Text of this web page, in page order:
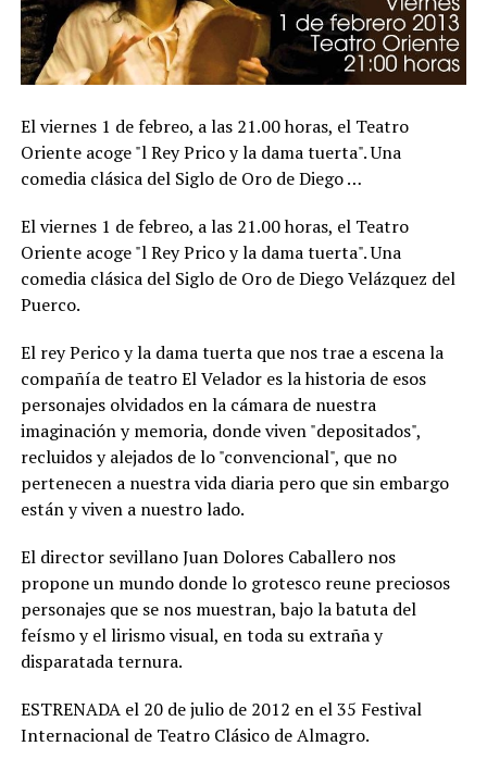
El viernes 1 de febreo, a las 21.00 horas, el Teatro
Oriente acoge "l Rey Prico y la dama tuerta". Una
comedia clásica del Siglo de Oro de Diego …
El viernes 1 de febreo, a las 21.00 horas, el Teatro
Oriente acoge "l Rey Prico y la dama tuerta". Una
comedia clásica del Siglo de Oro de Diego Velázquez del
Puerco.
El rey Perico y la dama tuerta que nos trae a escena la
compañía de teatro El Velador es la historia de esos
personajes olvidados en la cámara de nuestra
imaginación y memoria, donde viven "depositados",
recluidos y alejados de lo "convencional", que no
pertenecen a nuestra vida diaria pero que sin embargo
están y viven a nuestro lado.
El director sevillano Juan Dolores Caballero nos
propone un mundo donde lo grotesco reune preciosos
personajes que se nos muestran, bajo la batuta del
feísmo y el lirismo visual, en toda su extraña y
disparatada ternura.
ESTRENADA el 20 de julio de 2012 en el 35 Festival
Internacional de Teatro Clásico de Almagro.